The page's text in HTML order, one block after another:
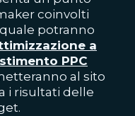
coinvolti
potranno
a
PPC
al sito
i risultati delle